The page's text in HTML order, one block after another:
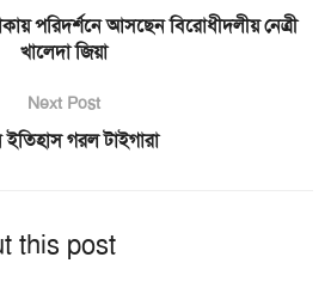
পরিদর্শনে আসছেন বিরোধীদলীয় নেত্রী
খালেদা জিয়া
Next Post
গরল টাইগারা
this post